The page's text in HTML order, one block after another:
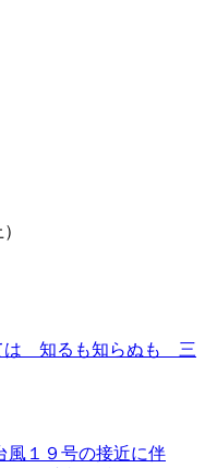
は 知るも知らぬも 三
風１９号の接近に伴